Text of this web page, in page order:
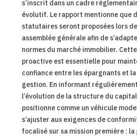
s’inscrit dans un cadre
évolutif. Le rapport mentionne que
statutaires seront proposées lors
assemblée générale afin de
normes du marché immobilier.
proactive est essentielle pour
confiance entre les épargnants et
gestion. En informant
l’évolution de la structure du
positionne comme un véhicule
s’ajuster aux exigences de
focalisé sur sa mission première :